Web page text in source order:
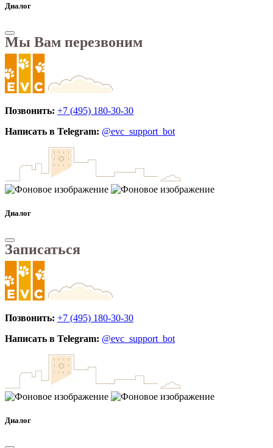
Диалог
Мы Вам перезвоним
Позвонить: +7 (495) 180-30-30
Написать в Telegram: @evc_support_bot
Диалог
Записаться
Позвонить: +7 (495) 180-30-30
Написать в Telegram: @evc_support_bot
Диалог